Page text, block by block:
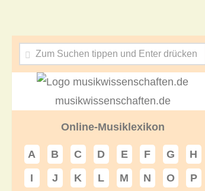
musikwissenschaften.de
Online-Musiklexikon
A B C D E F G
H
I
J K L M N O
P